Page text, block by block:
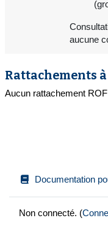
aucune
Rattachements
Aucun rattachement
Documentation
Non connecté. (